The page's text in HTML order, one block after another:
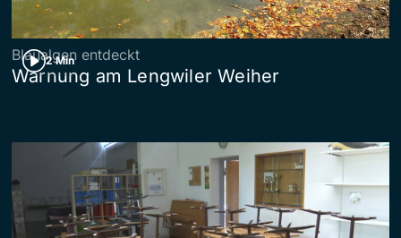
2 Min
Blaualgen entdeckt
Warnung am Lengwiler Weiher